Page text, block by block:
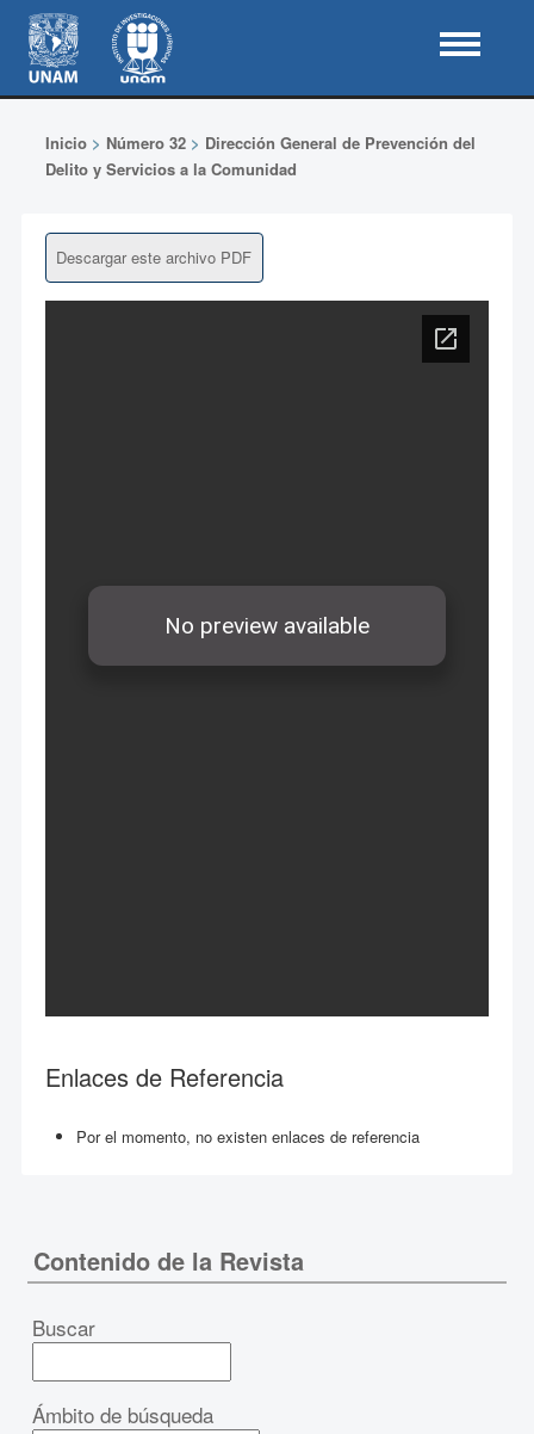
Inicio> Número 32> Dirección General de Prevención del
Delito y Servicios a la Comunidad
Descargar este archivo PDF
Enlaces de Referencia
Por el momento, no existen enlaces de referencia
Contenido de la Revista
Buscar
Ámbito de búsqueda